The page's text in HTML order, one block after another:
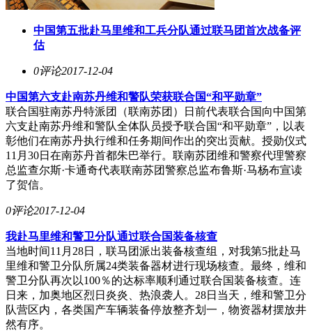
中国第五批赴马里维和工兵分队通过联马团首次战备评
估
0评论2017-12-04
中国第六支赴南苏丹维和警队荣获联合国“和平勋章”
联合国驻南苏丹特派团（联南苏团）日前代表联合国向中国第
六支赴南苏丹维和警队全体队员授予联合国“和平勋章”，以表
彰他们在南苏丹执行维和任务期间作出的突出贡献。授勋仪式
11月30日在南苏丹首都朱巴举行。联南苏团维和警察代理警察
总监查尔斯·卡通奇代表联南苏团警察总监布鲁斯·马杨布宣读
了贺信。
0评论2017-12-04
我赴马里维和警卫分队通过联合国装备核查
当地时间11月28日，联马团派出装备核查组，对我第5批赴马
里维和警卫分队所属24类装备器材进行现场核查。最终，维和
警卫分队再次以100％的达标率顺利通过联合国装备核查。连
日来，加奥地区烈日炎炎、热浪袭人。28日当天，维和警卫分
队营区内，各类国产车辆装备停放整齐划一，物资器材摆放井
然有序。